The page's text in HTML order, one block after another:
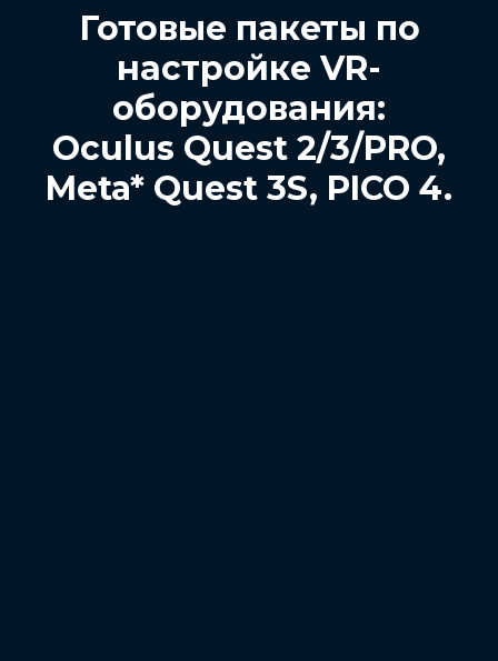
Готовые пакеты по
настройке VR-
оборудования:
Oculus Quest 2/3/PRO,
Meta* Quest 3S, PICO 4.